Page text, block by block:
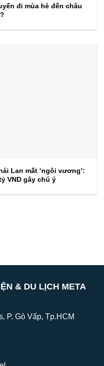
đi mùa hè đến châu
Lan mất ‘ngôi vương’:
VND gây chú ý
& DU LỊCH META
P. Gò Vấp, Tp.HCM